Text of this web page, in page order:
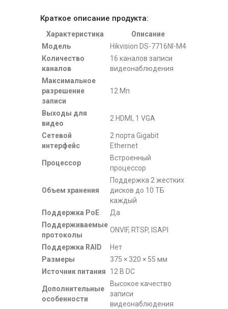
Краткое описание продукта:
Характеристика
Описание
Модель
Hikvision DS-7716NI-M4
Количество
каналов
16 каналов записи
видеонаблюдения
Максимальное
разрешение
записи
12 Мп
Выходы для
видео
2 HDMI, 1 VGA
Сетевой
интерфейс
2 порта Gigabit
Ethernet
Процессор
Встроенный
процессор
Объем хранения
Поддержка 2 жестких
дисков до 10 ТБ
каждый
Поддержка PoE
Да
Поддерживаемые
протоколы
ONVIF, RTSP, ISAPI
Поддержка RAID
Нет
Размеры
375 × 320 × 55 мм
Источник питания
12 В DC
Дополнительные
особенности
Высокое качество
записи
видеонаблюдения